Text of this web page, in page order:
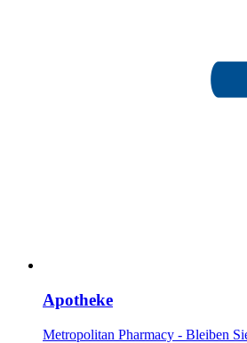
Apotheke
Metropolitan Pharmacy - Bleiben